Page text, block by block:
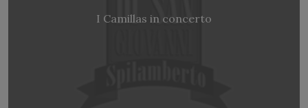
I Camillas in concerto